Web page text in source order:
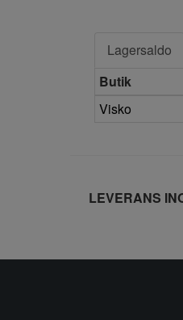
Lagersaldo
Butik
Visko
LEVERANS